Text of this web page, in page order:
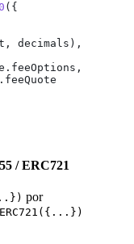
({
, decimals ),
. feeOptions ,
. feeQuote
/ ERC721
por